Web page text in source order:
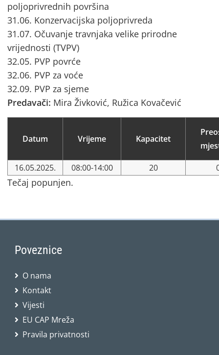
poljoprivrednih površina
31.06. Konzervacijska poljoprivreda
31.07. Očuvanje travnjaka velike prirodne
vrijednosti (TVPV)
32.05. PVP povrće
32.06. PVP za voće
32.09. PVP za sjeme
Predavači: Mira Živković, Ružica Kovačević
Datum Vrijeme Kapacitet
16.05.2025. 08:00-14:00 20
Tečaj popunjen.
Poveznice
O nama
Kontakt
Vijesti
EU CAP Mreža
Pravila privatnosti